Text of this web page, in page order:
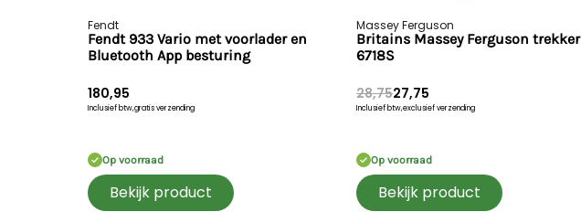
Fendt
Fendt 933 Vario met voorlader en
Bluetooth App besturing
180,95
Inclusief btw,gratis verzending
Op voorraad
Bekijk product
Massey Ferguson
Britains Massey Ferguson trekker
6718S
28,7527,75
Inclusief btw,exclusief verzending
Op voorraad
Bekijk product